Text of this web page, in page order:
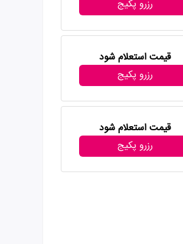
رزرو پکیج
قیمت استعلام شود
رزرو پکیج
قیمت استعلام شود
رزرو پکیج